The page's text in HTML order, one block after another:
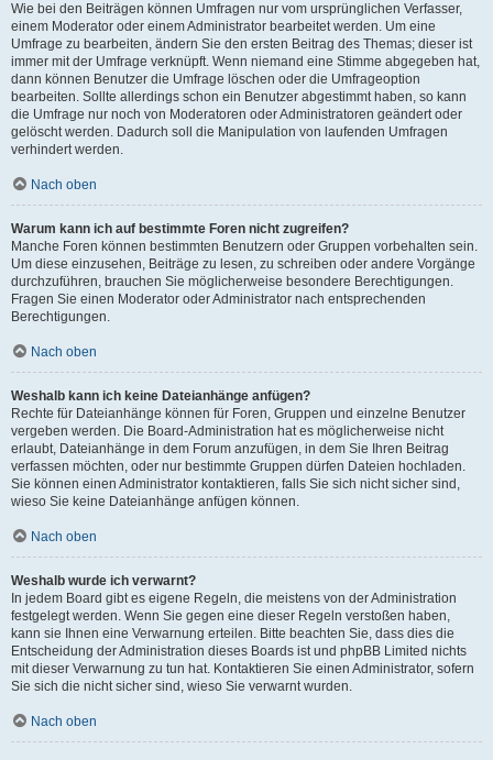
Wie bei den Beiträgen können Umfragen nur vom ursprünglichen Verfasser,
einem Moderator oder einem Administrator bearbeitet werden. Um eine
Umfrage zu bearbeiten, ändern Sie den ersten Beitrag des Themas; dieser ist
immer mit der Umfrage verknüpft. Wenn niemand eine Stimme abgegeben hat,
dann können Benutzer die Umfrage löschen oder die Umfrageoption
bearbeiten. Sollte allerdings schon ein Benutzer abgestimmt haben, so kann
die Umfrage nur noch von Moderatoren oder Administratoren geändert oder
gelöscht werden. Dadurch soll die Manipulation von laufenden Umfragen
verhindert werden.
Nach oben
Warum kann ich auf bestimmte Foren nicht zugreifen?
Manche Foren können bestimmten Benutzern oder Gruppen vorbehalten sein.
Um diese einzusehen, Beiträge zu lesen, zu schreiben oder andere Vorgänge
durchzuführen, brauchen Sie möglicherweise besondere Berechtigungen.
Fragen Sie einen Moderator oder Administrator nach entsprechenden
Berechtigungen.
Nach oben
Weshalb kann ich keine Dateianhänge anfügen?
Rechte für Dateianhänge können für Foren, Gruppen und einzelne Benutzer
vergeben werden. Die Board-Administration hat es möglicherweise nicht
erlaubt, Dateianhänge in dem Forum anzufügen, in dem Sie Ihren Beitrag
verfassen möchten, oder nur bestimmte Gruppen dürfen Dateien hochladen.
Sie können einen Administrator kontaktieren, falls Sie sich nicht sicher sind,
wieso Sie keine Dateianhänge anfügen können.
Nach oben
Weshalb wurde ich verwarnt?
In jedem Board gibt es eigene Regeln, die meistens von der Administration
festgelegt werden. Wenn Sie gegen eine dieser Regeln verstoßen haben,
kann sie Ihnen eine Verwarnung erteilen. Bitte beachten Sie, dass dies die
Entscheidung der Administration dieses Boards ist und phpBB Limited nichts
mit dieser Verwarnung zu tun hat. Kontaktieren Sie einen Administrator, sofern
Sie sich die nicht sicher sind, wieso Sie verwarnt wurden.
Nach oben